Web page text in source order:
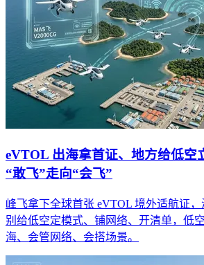
eVTOL 出海拿首证、地方给低空
“敢飞”走向“会飞”
峰飞拿下全球首张 eVTOL 境外适航证
别给低空定模式、铺网络、开清单，低
海、会管网络、会搭场景。